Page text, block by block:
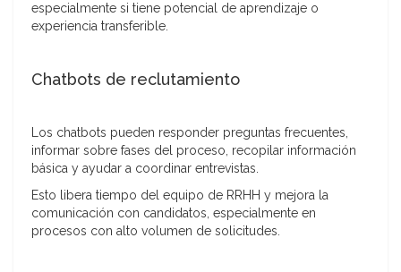
especialmente si tiene potencial de aprendizaje o
experiencia transferible.
Chatbots de reclutamiento
Los chatbots pueden responder preguntas frecuentes,
informar sobre fases del proceso, recopilar información
básica y ayudar a coordinar entrevistas.
Esto libera tiempo del equipo de RRHH y mejora la
comunicación con candidatos, especialmente en
procesos con alto volumen de solicitudes.